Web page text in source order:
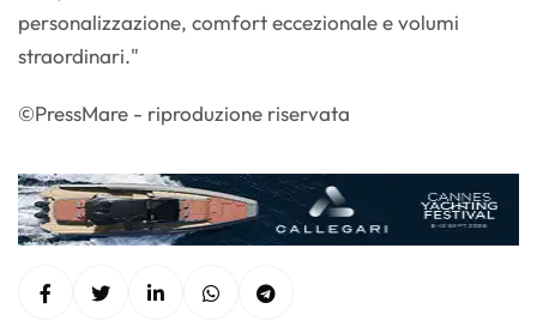
personalizzazione, comfort eccezionale e volumi
straordinari."
©PressMare - riproduzione riservata